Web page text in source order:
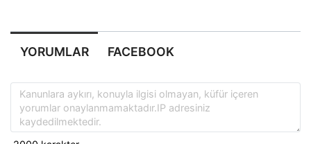
YORUMLAR FACEBOOK